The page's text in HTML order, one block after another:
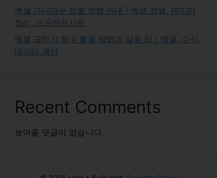
엑셀 가나다순 정렬 방법 안내 | 엑셀 정렬, 데이터
정리, 스프레드시트
엑셀 곱하기 함수 활용 방법과 실용 팁 | 엑셀, 수식,
데이터 계산
Recent Comments
보여줄 댓글이 없습니다.